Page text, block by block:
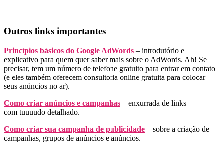
Outros links importantes
Princípios básicos do Google AdWords – introdutório e
explicativo para quem quer saber mais sobre o AdWords. Ah! Se
precisar, tem um número de telefone gratuito para entrar em contato
(e eles também oferecem consultoria online gratuita para colocar
seus anúncios no ar).
Como criar anúncios e campanhas – enxurrada de links
com tuuuudo detalhado.
Como criar sua campanha de publicidade – sobre a criação de
campanhas, grupos de anúncios e anúncios.